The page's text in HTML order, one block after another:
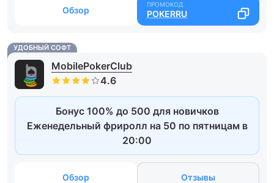
Обзор POKERRU
УДОБНЫЙ СОФТ
MobilePokerClub
Бонус 100% до 500 для новичков
Еженедельный фриролл на 50 по пятницам в
20:00
Обзор Отзывы